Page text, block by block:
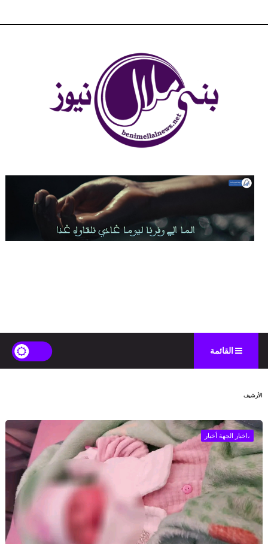
القائمة
الأرشيف
،اخبار الجهة أخبار